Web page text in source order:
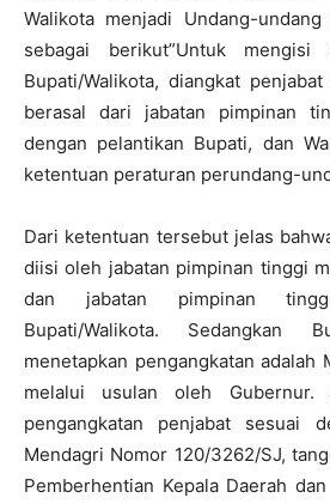
Walikota menjadi Undang-
sebagai berikut”Untuk mengisi
Bupati/Walikota, diangkat
berasal dari jabatan pimpinan
dengan pelantikan Bupati, dan
ketentuan peraturan perundang-
Dari ketentuan tersebut jelas
diisi oleh jabatan pimpinan tinggi
dan jabatan pimpinan
Bupati/Walikota. Sedangkan
menetapkan pengangkatan adalah
melalui usulan oleh Gubernur.
pengangkatan penjabat sesuai
Mendagri Nomor 120/3262/SJ,
Pemberhentian Kepala Daerah